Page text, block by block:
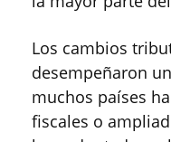
Los cambios
desempeñaron
muchos países
fiscales o